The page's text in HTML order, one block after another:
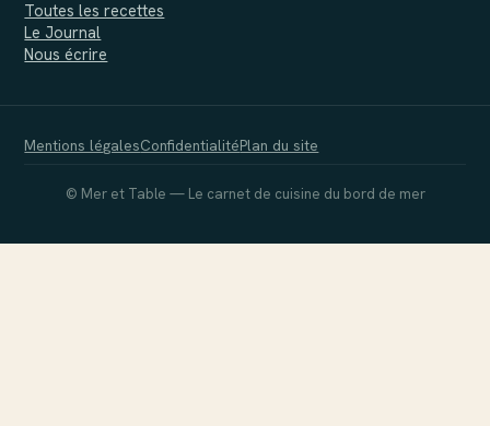
Toutes les recettes
Le Journal
Nous écrire
Mentions légalesConfidentialitéPlan du site
© Mer et Table — Le carnet de cuisine du bord de mer